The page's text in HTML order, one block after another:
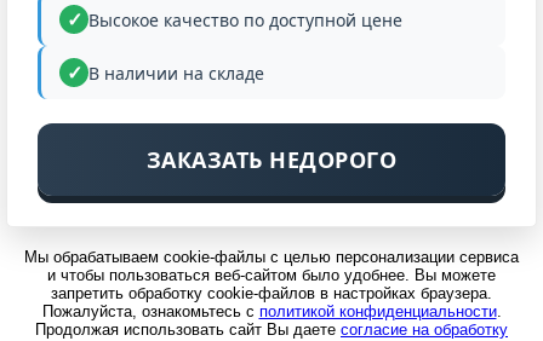
Высокое качество по доступной цене
В наличии на складе
ЗАКАЗАТЬ НЕДОРОГО
Мы обрабатываем cookie-файлы с целью персонализации сервиса
и чтобы пользоваться веб-сайтом было удобнее. Вы можете
запретить обработку cookie-файлов в настройках браузера.
Пожалуйста, ознакомьтесь с политикой конфиденциальности.
Продолжая использовать сайт Вы даете согласие на обработку